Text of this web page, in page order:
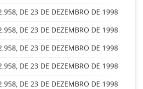
DE 23 DE DEZEMBRO DE 1998
DE 23 DE DEZEMBRO DE 1998
DE 23 DE DEZEMBRO DE 1998
DE 23 DE DEZEMBRO DE 1998
DE 23 DE DEZEMBRO DE 1998